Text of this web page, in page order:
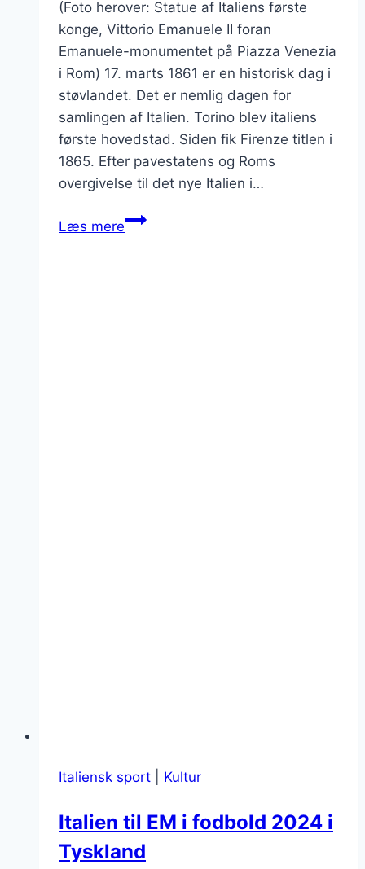
(Foto herover: Statue af Italiens første
konge, Vittorio Emanuele II foran
Emanuele-monumentet på Piazza Venezia
i Rom) 17. marts 1861 er en historisk dag i
støvlandet. Det er nemlig dagen for
samlingen af Italien. Torino blev italiens
første hovedstad. Siden fik Firenze titlen i
1865. Efter pavestatens og Roms
overgivelse til det nye Italien i…
Læs mereItalien
Italiensk sport Kultur
Italien til EM i fodbold 2024 i
Tyskland